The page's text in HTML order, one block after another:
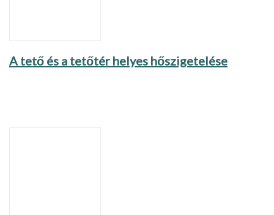
A tető és a tetőtér helyes hőszigetelése